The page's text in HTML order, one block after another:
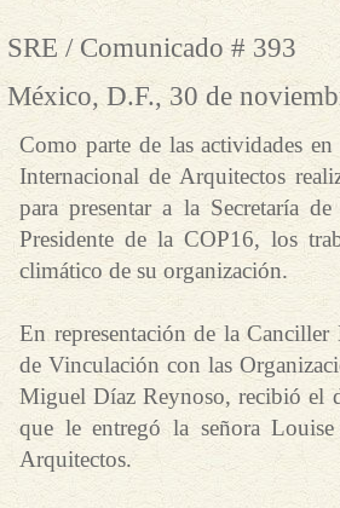
SRE / Comunicado # 393
México, D.F., 30 de
Como parte de las actividades
Internacional de Arquitectos
para presentar a la Secretaría
Presidente de la COP16, los
climático de su organización.
En representación de la
de Vinculación con las
Miguel Díaz Reynoso, recibió el
que le entregó la señora
Arquitectos.